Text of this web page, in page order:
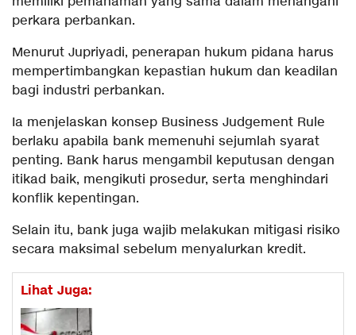
perkara perbankan.
Menurut Jupriyadi, penerapan hukum pidana harus
mempertimbangkan kepastian hukum dan keadilan
bagi industri perbankan.
Ia menjelaskan konsep Business Judgement Rule
berlaku apabila bank memenuhi sejumlah syarat
penting. Bank harus mengambil keputusan dengan
itikad baik, mengikuti prosedur, serta menghindari
konflik kepentingan.
Selain itu, bank juga wajib melakukan mitigasi risiko
secara maksimal sebelum menyalurkan kredit.
Lihat Juga: